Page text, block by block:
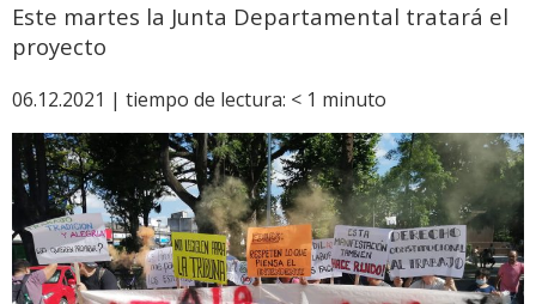
Este martes la Junta Departamental tratará el
proyecto
06.12.2021 | tiempo de lectura: < 1 minuto